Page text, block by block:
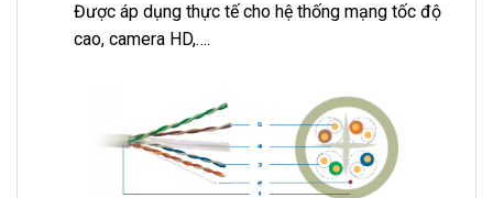
Được áp dụng thực tế cho hệ thống mạng tốc độ
cao, camera HD,….